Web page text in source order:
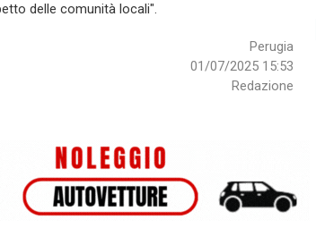
delle comunità locali".
Perugia
01/07/2025 15:53
Redazione